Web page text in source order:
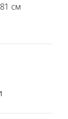
см